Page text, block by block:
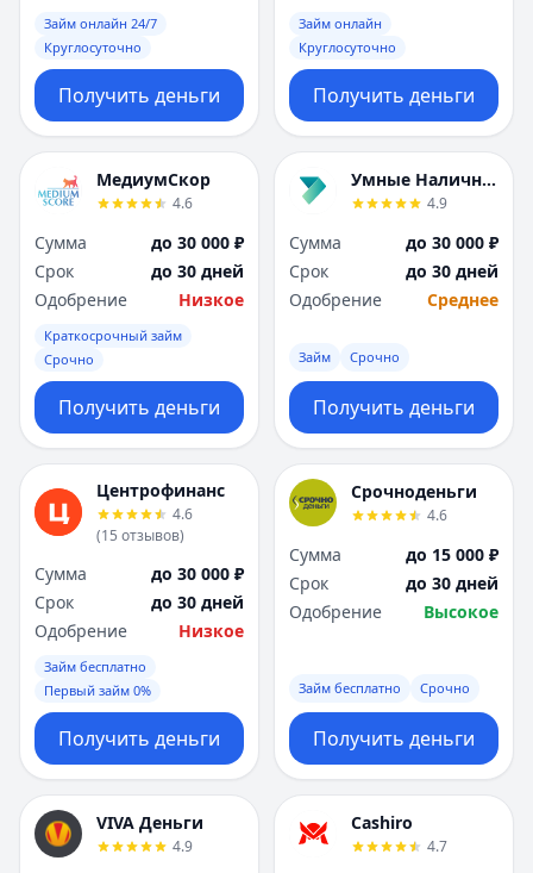
Займ онлайн 24/7
Круглосуточно
Получить деньги
Займ онлайн
Круглосуточно
Получить деньги
МедиумСкор
4.6
Сумма
до 30 000 ₽
Срок
до 30 дней
Одобрение
Низкое
Краткосрочный займ
Срочно
Получить деньги
Умные Наличные
4.9
Сумма
до 30 000 ₽
Срок
до 30 дней
Одобрение
Среднее
Займ Срочно
Получить деньги
Центрофинанс
4.6
(15 отзывов)
Сумма
до 30 000 ₽
Срок
до 30 дней
Одобрение
Низкое
Займ бесплатно
Первый займ 0%
Получить деньги
Срочноденьги
4.6
Сумма
до 15 000 ₽
Срок
до 30 дней
Одобрение
Высокое
Займ бесплатно Срочно
Получить деньги
VIVA Деньги
4.9
Cashiro
4.7